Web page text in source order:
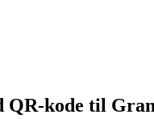
QR-kode til